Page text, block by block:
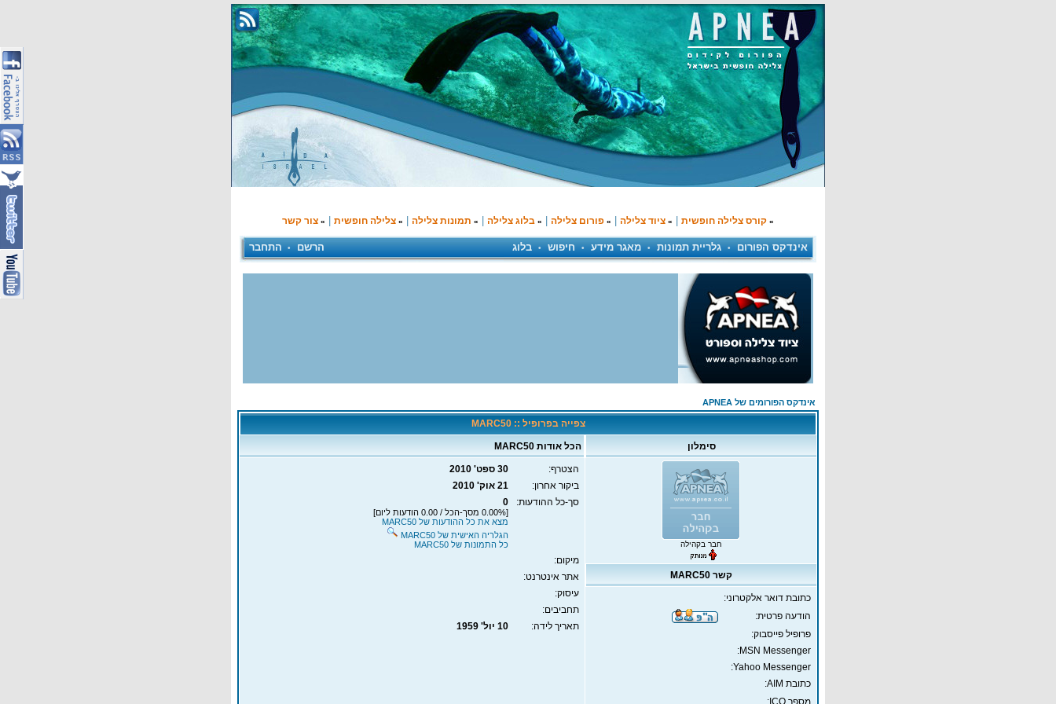
» קורס צלילה חופשית » ציוד צלילה » פורום צלילה » בלוג צלילה » תמונות צלילה » צלילה חופשית » צור קשר
אינדקס הפורום • גלריית תמונות • מאגר מידע • חיפוש • בלוג הרשם • התחבר
אינדקס הפורומים של APNEA
צפייה בפרופיל :: MARC50
סימלון הכל אודות MARC50
חבר בקהילה
הצטרף:
30 ספט' 2010
ביקור אחרון:
21 אוק' 2010
סך-כל ההודעות:
0
[0.00% מסך-הכל / 0.00 הודעות ליום]
מצא את כל ההודעות של MARC50
הגלריה האישית של MARC50
כל התמונות של MARC50
מיקום:
אתר אינטרנט:
עיסוק:
תחביבים:
תאריך לידה:
10 יול' 1959
קשר MARC50
כתובת דואר אלקטרוני:
הודעה פרטית:
פרופיל פייסבוק:
MSN Messenger:
Yahoo Messenger:
כתובת AIM:
מספר ICQ: